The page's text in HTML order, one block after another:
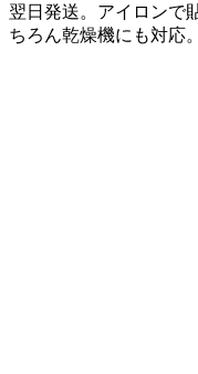
翌日発送。アイロンで
ちろん乾燥機にも対応